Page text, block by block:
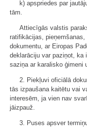
k) apspriedes par
tām.
Attiecīgās valstis
ratifikācijas,
dokumentu, ar Eiropas
deklarāciju var paziņot, ka
saziņa ar karalisko ģimeni
2. Piekļuvi oficiālā
tās izpaušana kaitētu vai
interesēm, ja vien nav
jāizpauž.
3. Puses apsver